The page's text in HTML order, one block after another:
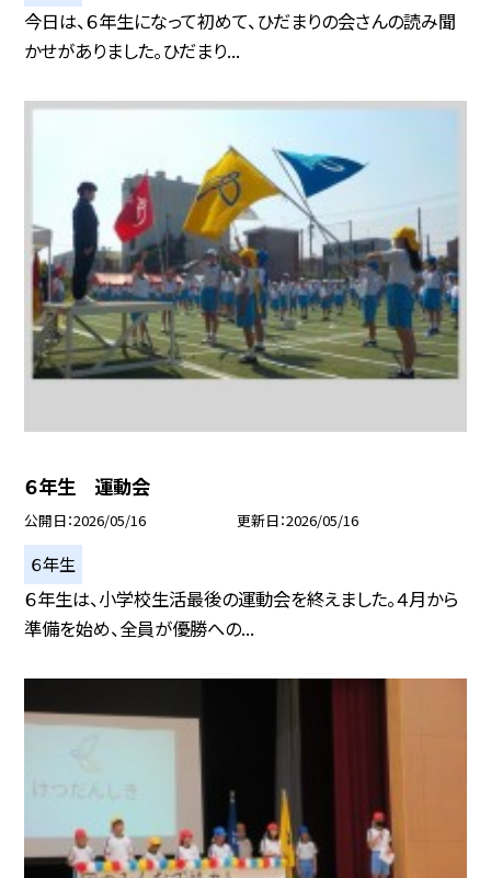
今日は、６年生になって初めて、ひだまりの会さんの読み聞
かせがありました。ひだまり...
６年生 運動会
公開日 2026/05/16 更新日 2026/05/16
６年生
６年生は、小学校生活最後の運動会を終えました。４月から
準備を始め、全員が優勝への...